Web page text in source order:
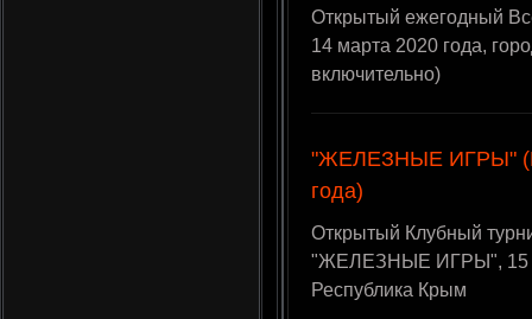
Открытый ежегодный
14 марта 2020 года,
включительно)
"ЖЕЛЕЗНЫЕ ИГРЫ"
года)
Открытый Клубный
"ЖЕЛЕЗНЫЕ ИГРЫ", 15
Республика Крым